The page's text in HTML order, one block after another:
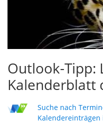
Outlook-Tipp:
Kalenderblatt
Suche nach